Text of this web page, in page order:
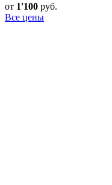
от 1'100 руб.
Все цены